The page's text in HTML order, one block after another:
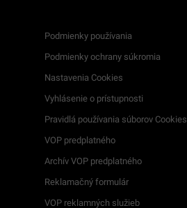
Podmienky používania
Podmienky ochrany súkromia
Nastavenia Cookies
Vyhlásenie o prístupnosti
Pravidlá používania súborov Cookies
VOP predplatného
Archív VOP predplatného
Reklamačný formulár
VOP reklamných služieb